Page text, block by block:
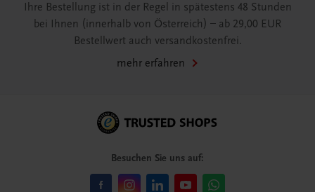
Ihre Bestellung ist in der Regel in spätestens 48 Stunden
bei Ihnen (innerhalb von Österreich) – ab 29,00 EUR
Bestellwert auch versandkostenfrei.
mehr erfahren
Besuchen Sie uns auf: